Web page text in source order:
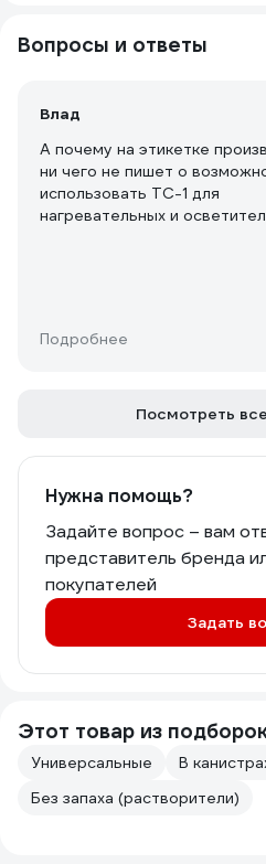
Вопросы и ответы
Влад
А почему на этикетке
ни чего не пишет о
использовать ТС-1 для
нагревательных и
Подробнее
Посмотреть
Нужна помощь?
Задайте вопрос – вам
представитель бренда
покупателей
Задать
Этот товар из
Универсальные
В
Без запаха (растворители)